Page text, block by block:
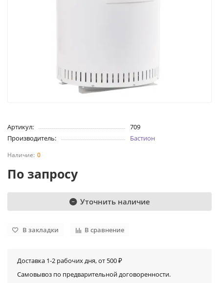
Артикул:
709
Производитель:
Бастион
0
По запросу
Уточнить наличие
В закладки В сравнение
Доставка 1-2 рабочих дня, от 500 ₽
Самовывоз по предварительной договоренности.